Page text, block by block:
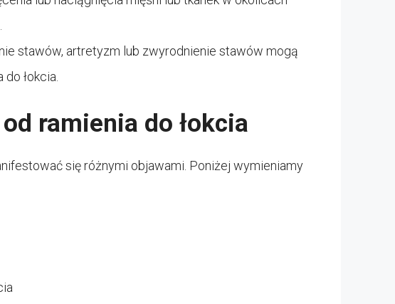
stawów, artretyzm lub zwyrodnienie stawów mogą
łokcia.
ramienia do łokcia
się różnymi objawami. Poniżej wymieniamy